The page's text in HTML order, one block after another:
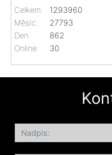
Online: 30
Celkem:
1293960
Měsíc:
27793
Den:
862